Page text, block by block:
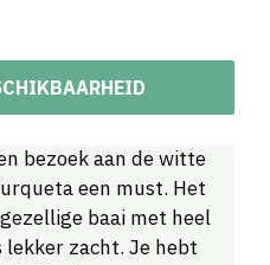
bezoek aan de witte
een must. Het
baai met heel
zacht. Je hebt